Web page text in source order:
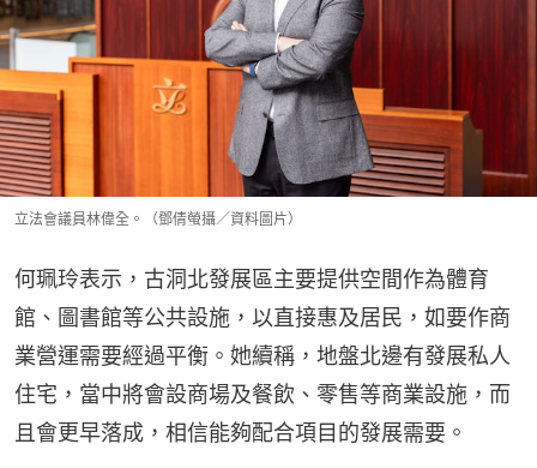
立法會議員林偉全。（鄧倩螢攝／資料圖片）
何珮玲表示，古洞北發展區主要提供空間作為體育
館、圖書館等公共設施，以直接惠及居民，如要作商
業營運需要經過平衡。她續稱，地盤北邊有發展私人
住宅，當中將會設商場及餐飲、零售等商業設施，而
且會更早落成，相信能夠配合項目的發展需要。